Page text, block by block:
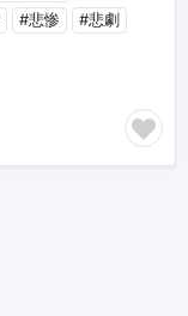
#悲惨 #悲劇